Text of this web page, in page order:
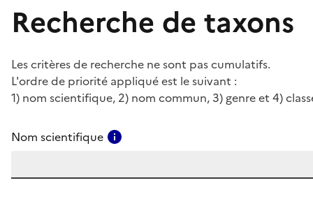
Recherche de taxons
Les critères de recherche ne sont pas cumulatifs.
L'ordre de priorité appliqué est le suivant :
1) nom scientifique, 2) nom commun, 3) genre et 4)
Nom scientifique